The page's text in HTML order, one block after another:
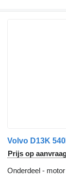
Prijs op
Onderdeel - motor